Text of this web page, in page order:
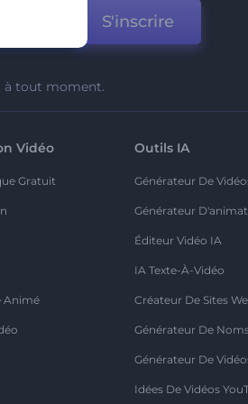
S'inscrire
à tout moment.
Vidéo
Gratuit
Animé
Outils IA
Générateur De
Générateur
Éditeur Vidéo IA
IA Texte-À-Vidéo
Créateur De Sites
Générateur De
Générateur De
Idées De Vidéos